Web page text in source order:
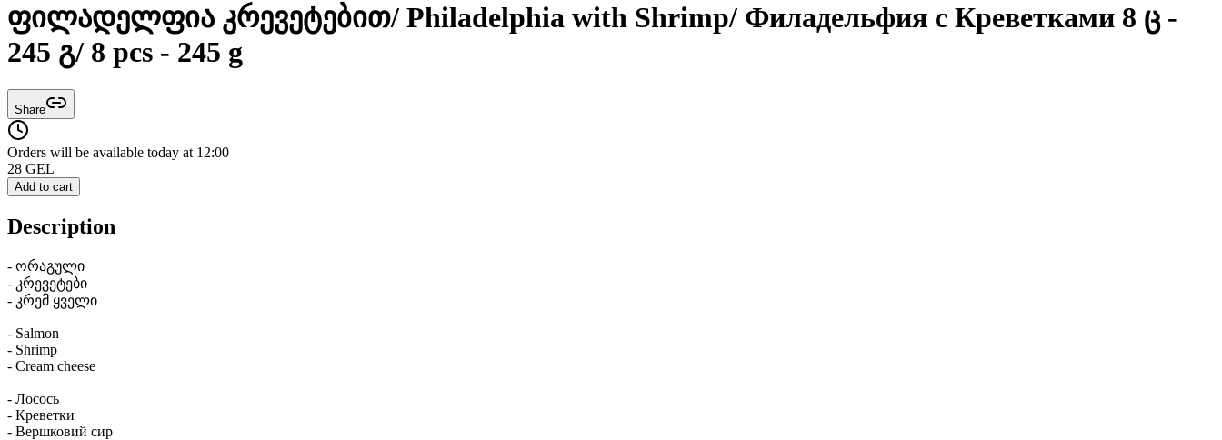
ფილადელფია კრევეტებით/ Philadelphia with Shrimp/ Филадельфия с Креветками 8 ც -
245 გ/ 8 pcs - 245 g
Share
Orders will be available today at 12:00
28 GEL
Add to cart
Description
- ორაგული
- კრევეტები
- კრემ ყველი
- Salmon
- Shrimp
- Cream cheese
- Лосось
- Креветки
- Вершковий сир